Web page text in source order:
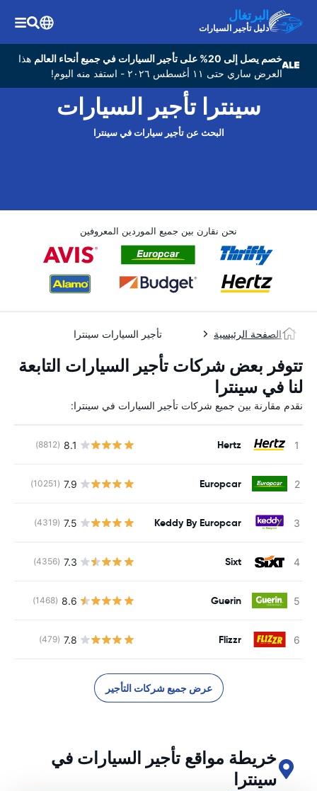
البرتغال
دليل تأجير السيارات
خصم يصل إلى 20% على تأجير السيارات في جميع أنحاء العالم
هذا
العرض ساري حتى ١١ أغسطس ٢٠٢٦ - استفد منه اليوم!
سينترا تأجير السيارات
البحث عن تأجير سيارات في سينترا
نحن نقارن بين جميع الموردين المعروفين
الصفحة الرئيسية تأجير السيارات سينترا
تتوفر بعض شركات تأجير السيارات التابعة
لنا في سينترا
نقدم مقارنة بين جميع شركات تأجير السيارات في سينترا:
Hertz
8.1
(8812)
Europcar
7.9
(10251)
Keddy By Europcar
7.5
(4319)
Sixt
7.3
(4356)
Guerin
8.6
(1468)
Flizzr
7.8
(479)
عرض جميع شركات التأجير
خريطة مواقع تأجير السيارات في
سينترا